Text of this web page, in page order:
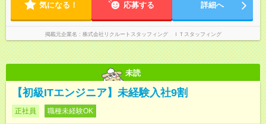
気になる！ 応募する 詳細へ
掲載元企業名 株式会社リクルートスタッフィング ＩＴスタッフィング
未読
【初級ITエンジニア】未経験入社9割
正社員 職種未経験OK